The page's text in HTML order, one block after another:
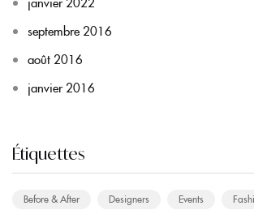
septembre 2016
août 2016
janvier 2016
Étiquettes
Before & After Designers Events